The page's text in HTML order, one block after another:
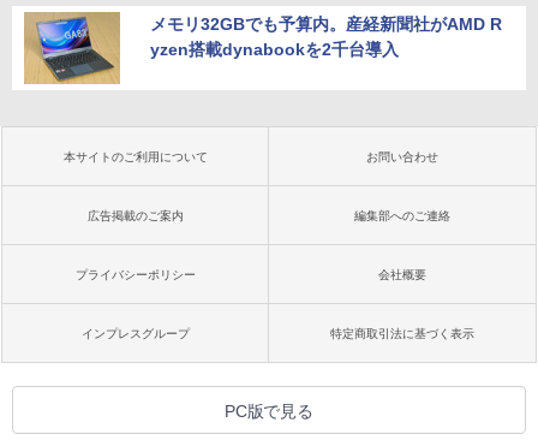
メモリ32GBでも予算内。産経新聞社がAMD R
yzen搭載dynabookを2千台導入
本サイトのご利用について お問い合わせ
広告掲載のご案内 編集部へのご連絡
プライバシーポリシー 会社概要
インプレスグループ 特定商取引法に基づく表示
PC版で見る